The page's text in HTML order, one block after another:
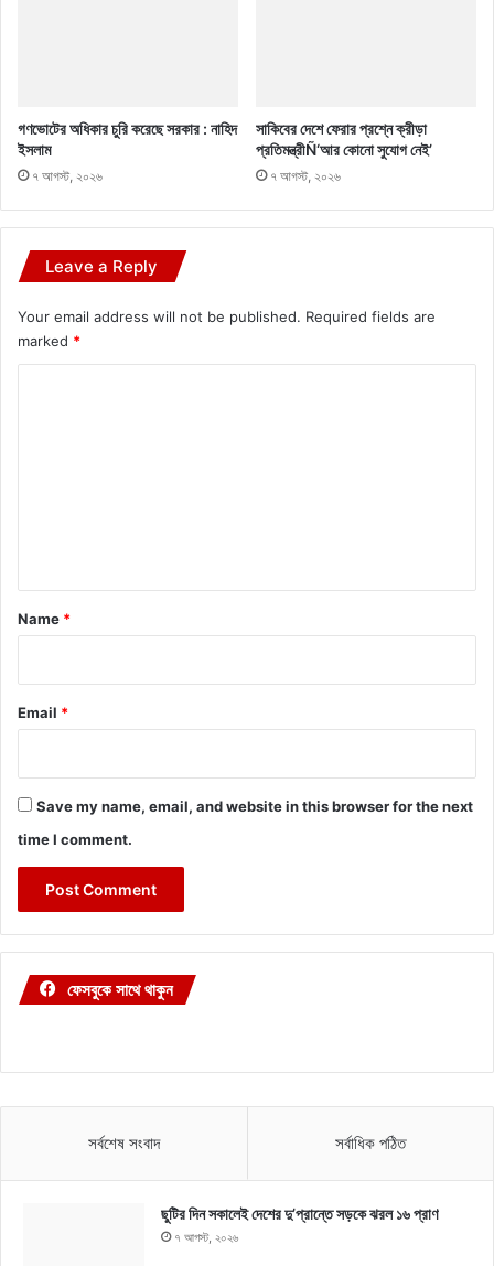
গণভোটের অধিকার চুরি করেছে সরকার : নাহিদ
ইসলাম
৭ আগস্ট, ২০২৬
সাকিবের দেশে ফেরার প্রশ্নে ক্রীড়া
প্রতিমন্ত্রীÑ‘আর কোনো সুযোগ নেই’
৭ আগস্ট, ২০২৬
Leave a Reply
Your email address will not be published. Required fields are
marked *
*
Name *
Email *
Save my name, email, and website in this browser for the next
time I comment.
ফেসবুকে সাথে থাকুন
সর্বশেষ সংবাদ সর্বাধিক পঠিত
ছুটির দিন সকালেই দেশের দু’প্রান্তে সড়কে ঝরল ১৬ প্রাণ
৭ আগস্ট, ২০২৬